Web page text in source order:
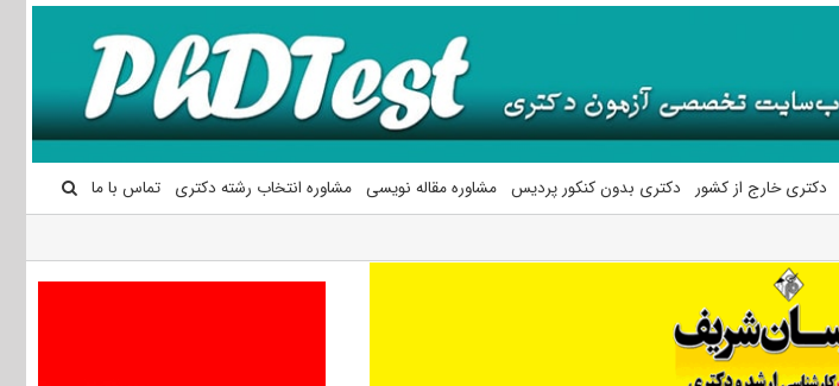
دکتری خارج از کشور دکتری بدون کنکور پردیس مشاوره مقاله نویسی مشاوره انتخاب رشته دکتری تماس با ما